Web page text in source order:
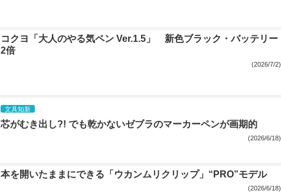
コクヨ「大人のやる気ペン Ver.1.5」 新色ブラック・バッテリー
2倍
(2026/7/2)
文具知新
芯がむき出し?! でも乾かないゼブラのマーカーペンが画期的
(2026/6/18)
本を開いたままにできる「ウカンムリクリップ」“PRO”モデル
(2026/6/18)